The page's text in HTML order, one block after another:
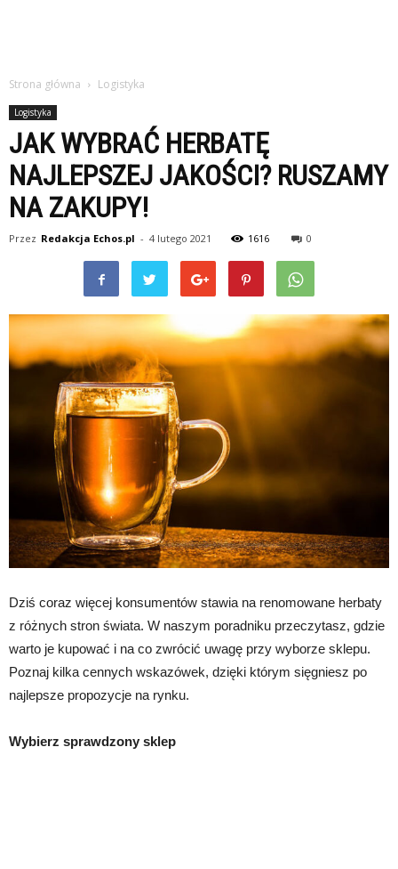
Strona główna Logistyka
Logistyka
JAK WYBRAĆ HERBATĘ
NAJLEPSZEJ JAKOŚCI? RUSZAMY
NA ZAKUPY!
Przez Redakcja Echos.pl - 4 lutego 2021 1616 0
Dziś coraz więcej konsumentów stawia na renomowane herbaty
z różnych stron świata. W naszym poradniku przeczytasz, gdzie
warto je kupować i na co zwrócić uwagę przy wyborze sklepu.
Poznaj kilka cennych wskazówek, dzięki którym sięgniesz po
najlepsze propozycje na rynku.
Wybierz sprawdzony sklep